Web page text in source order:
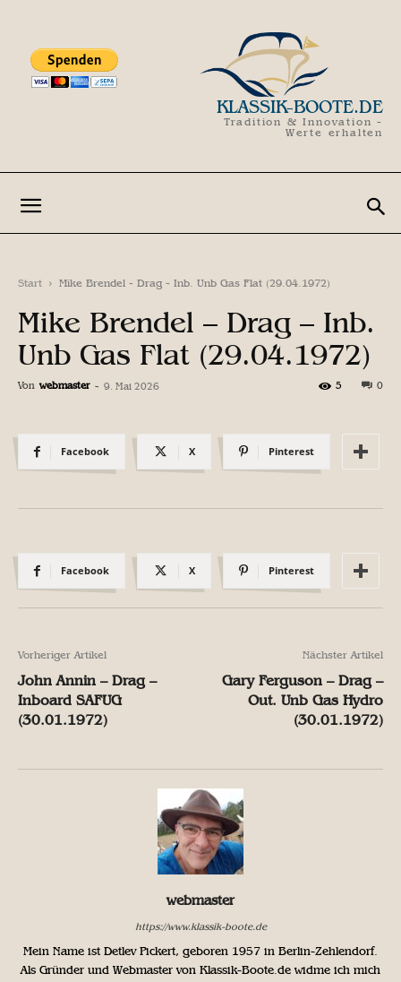
KLASSIK-BOOTE.DE
Tradition & Innovation -
Werte erhalten
Start Mike Brendel - Drag - Inb. Unb Gas Flat (29.04.1972)
Mike Brendel – Drag – Inb.
Unb Gas Flat (29.04.1972)
Von webmaster - 9. Mai 2026 0
5
Facebook X Pinterest
Facebook X Pinterest
Vorheriger Artikel
John Annin – Drag –
Inboard SAFUG
(30.01.1972)
Nächster Artikel
Gary Ferguson – Drag –
Out. Unb Gas Hydro
(30.01.1972)
webmaster
https://www.klassik-boote.de
Mein Name ist Detlev Pickert, geboren 1957 in Berlin-Zehlendorf.
Als Gründer und Webmaster von Klassik-Boote.de widme ich mich